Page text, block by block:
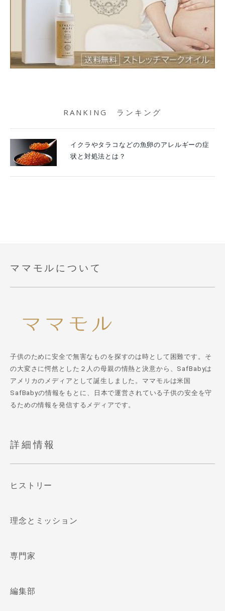
RANKING ランキング
イクラやタラコなどの魚卵のアレルギーの症
状と対処法とは？
ママモルについて
子供のために安全で無害なものを探すのは時として困難です。そ
の大変さに愕然とした２人の母親の情熱と決意から、SafBabyは
アメリカのメディアとして誕生しました。ママモルは米国
SafBabyの情報をもとに、日本で運営されている子供の安全を守
るための情報を発信するメディアです。
詳細情報
ヒストリー
理念とミッション
専門家
編集部